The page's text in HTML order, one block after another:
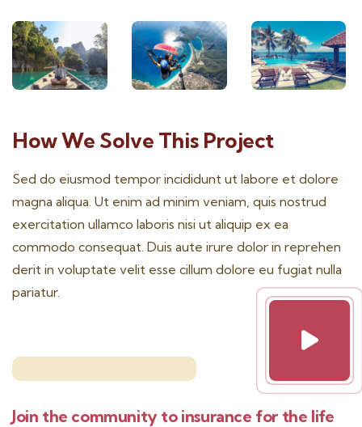
How We Solve This Project
Sed do eiusmod tempor incididunt ut labore et dolore
magna aliqua. Ut enim ad minim veniam, quis nostrud
exercitation ullamco laboris nisi ut aliquip ex ea
commodo consequat. Duis aute irure dolor in reprehen
derit in voluptate velit esse cillum dolore eu fugiat nulla
pariatur.
Join the community to insurance for the life